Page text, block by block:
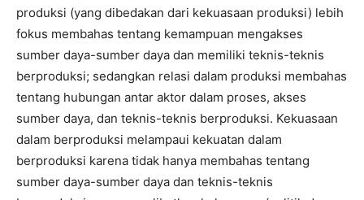
produksi (yang dibedakan dari kekuasaan produksi) lebih
fokus membahas tentang kemampuan mengakses
sumber daya-sumber daya dan memiliki teknis-teknis
berproduksi; sedangkan relasi dalam produksi membahas
tentang hubungan antar aktor dalam proses, akses
sumber daya, dan teknis-teknis berproduksi. Kekuasaan
dalam berproduksi melampaui kekuatan dalam
berproduksi karena tidak hanya membahas tentang
sumber daya-sumber daya dan teknis-teknis